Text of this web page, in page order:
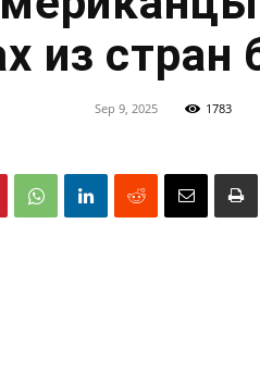
из
Sep 9, 2025 1783